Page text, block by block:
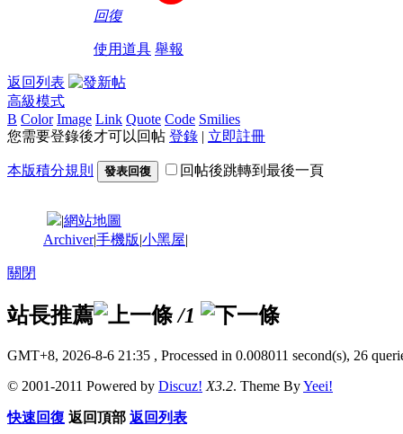
回復
使用道具 舉報
返回列表
高級模式
B Color Image Link Quote Code Smilies
您需要登錄後才可以回帖 登錄 | 立即註冊
本版積分規則 發表回復 回帖後跳轉到最後一頁
|網站地圖
Archiver|手機版|小黑屋|
關閉
站長推薦 /1
GMT+8, 2026-8-6 21:35 , Processed in 0.008011 second(s), 26
© 2001-2011 Powered by Discuz! X3.2. Theme ByYeei!
快速回復 返回頂部 返回列表